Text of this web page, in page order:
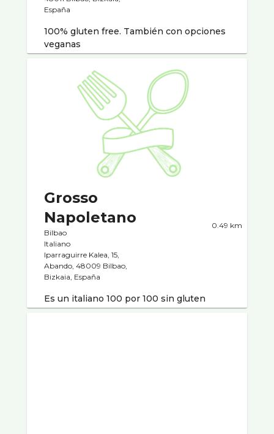
España
100% gluten free. También con opciones
veganas
Grosso
Napoletano
Bilbao
Italiano
Iparraguirre Kalea, 15,
Abando, 48009 Bilbao,
Bizkaia, España
0.49 km
Es un italiano 100 por 100 sin gluten